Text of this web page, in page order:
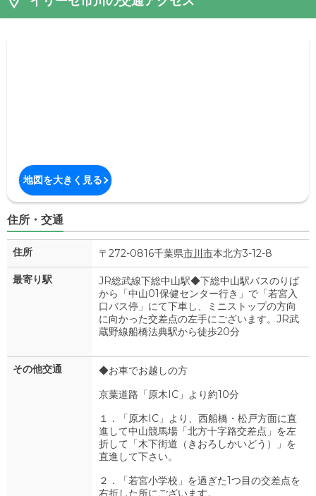
地図を大きく見る
住所・交通
住所 〒272-0816千葉県市川市本北方3-12-8
最寄り駅
JR総武線下総中山駅◆下総中山駅バスのりば
から「中山01保健センター行き」で「若宮入
口バス停」にて下車し、ミニストップの方向
に向かった交差点の左手にございます。JR武
蔵野線船橋法典駅から徒歩20分
その他交通
◆お車でお越しの方
京葉道路「原木IC」より約10分
１．「原木IC」より、西船橋・松戸方面に直
進して中山競馬場「北方十字路交差点」を左
折して「木下街道（きおろしかいどう）」を
直進して下さい。
２．「若宮小学校」を過ぎた1つ目の交差点を